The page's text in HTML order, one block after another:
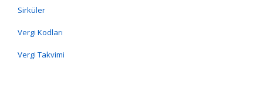
Sirküler
Vergi Kodları
Vergi Takvimi